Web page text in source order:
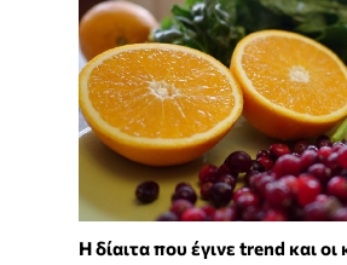
Η δίαιτα που έγινε trend και οι